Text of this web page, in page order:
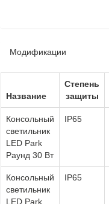
Модификации
Название
Степень
защиты
Консольный
светильник
LED Park
Раунд 30 Вт
IP65
Консольный
светильник
LED Park
IP65